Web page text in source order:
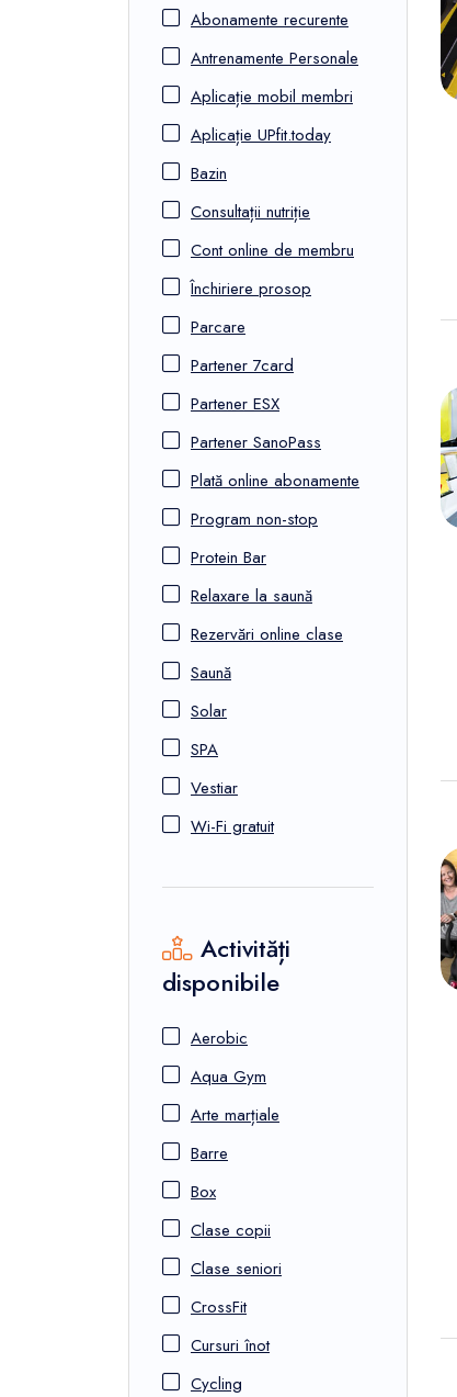
Abonamente recurente
Antrenamente Personale
Aplicație mobil membri
Aplicație UPfit.today
Bazin
Consultații nutriție
Cont online de membru
Închiriere prosop
Parcare
Partener 7card
Partener ESX
Partener SanoPass
Plată online abonamente
Program non-stop
Protein Bar
Relaxare la saună
Rezervări online clase
Saună
Solar
SPA
Vestiar
Wi-Fi gratuit
Activități
disponibile
Aerobic
Aqua Gym
Arte marțiale
Barre
Box
Clase copii
Clase seniori
CrossFit
Cursuri înot
Cycling